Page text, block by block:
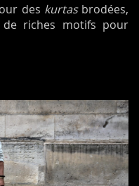
des kurtasbrodées,
de riches motifs pour